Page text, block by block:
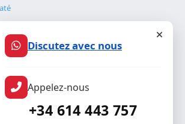
Discutez avec nous
Appelez-nous
+34 614 443 757